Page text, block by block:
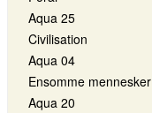
Aqua 25
Civilisation
Aqua 04
Ensomme mennesker
Aqua 20